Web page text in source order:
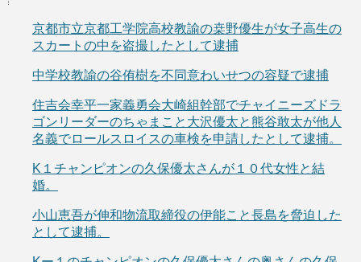
京都市立京都工学院高校教諭の桒野優生が女子高生の
スカートの中を盗撮したとして逮捕
中学校教諭の谷侑樹を不同意わいせつの容疑で逮捕
住吉会幸平一家義勇会大崎組幹部でチャイニーズドラ
ゴンリーダーのちゃまこと大沢優太と熊谷敢太が他人
名義でロールスロイスの車検を申請したとして逮捕。
K１チャンピオンの久保優太さんが１０代女性と結
婚。
小山恵吾が伸和物流取締役の伊能こと長島を脅迫した
として逮捕。